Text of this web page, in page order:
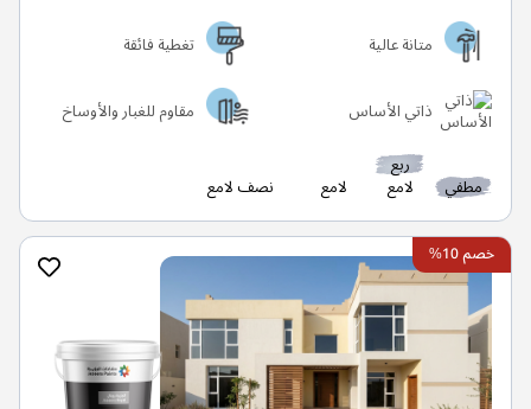
متانة عالية
تغطية فائقة
ذاتي الأساس
مقاوم للغبار والأوساخ
مطفي
ربع
لامع لامع نصف لامع
خصم 10%